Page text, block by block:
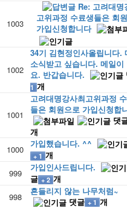
1003
Re: 고려대명
고위과정 수료생들은 회
가입신청합니다
1002
34기 김현정인사올립니다.
소식받고 싶습니다. 메일이
요. 반갑습니다.
1 개
1001
고려대명강사최고위과정
들은 회원으로 가입신청합
댓
개
1000
가입했습니다. ^^
+ 1 개
999
가입인사드립니다.
글 + 2 개
998
흔들리지 않는 나무처럼~
댓글 + 1 개